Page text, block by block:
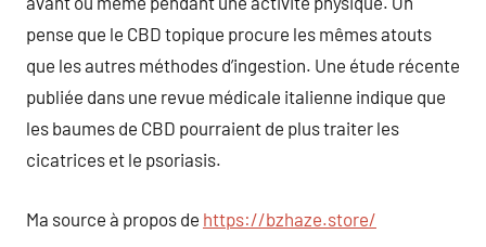
pense que le CBD topique procure les mêmes atouts
que les autres méthodes d’ingestion. Une étude récente
publiée dans une revue médicale italienne indique que
les baumes de CBD pourraient de plus traiter les
cicatrices et le psoriasis.
Ma source à propos de https://bzhaze.store/